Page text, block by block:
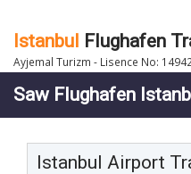
Istanbul Flughafen
Ayjemal Turizm - Lisence No: 14942
Saw Flughafen
Istanbul Airport